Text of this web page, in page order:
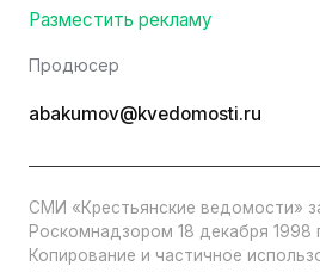
Разместить рекламу
Продюсер
abakumov@kvedomosti.ru
СМИ «Крестьянские ведомости»
Роскомнадзором 18 декабря
Копирование и частичное